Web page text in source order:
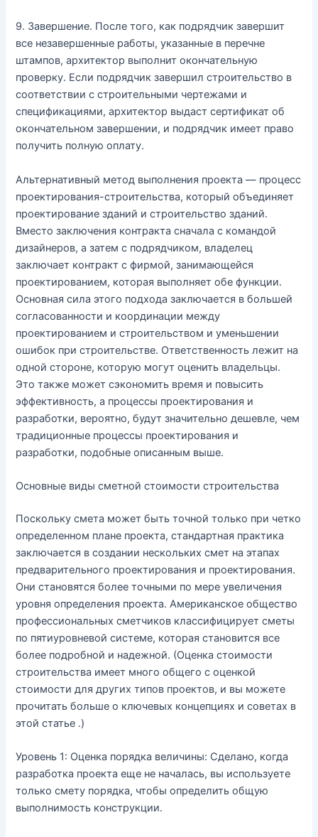
9. Завершение. После того, как подрядчик завершит
все незавершенные работы, указанные в перечне
штампов, архитектор выполнит окончательную
проверку. Если подрядчик завершил строительство в
соответствии с строительными чертежами и
спецификациями, архитектор выдаст сертификат об
окончательном завершении, и подрядчик имеет право
получить полную оплату.
Альтернативный метод выполнения проекта — процесс
проектирования-строительства, который объединяет
проектирование зданий и строительство зданий.
Вместо заключения контракта сначала с командой
дизайнеров, а затем с подрядчиком, владелец
заключает контракт с фирмой, занимающейся
проектированием, которая выполняет обе функции.
Основная сила этого подхода заключается в большей
согласованности и координации между
проектированием и строительством и уменьшении
ошибок при строительстве. Ответственность лежит на
одной стороне, которую могут оценить владельцы.
Это также может сэкономить время и повысить
эффективность, а процессы проектирования и
разработки, вероятно, будут значительно дешевле, чем
традиционные процессы проектирования и
разработки, подобные описанным выше.
Основные виды сметной стоимости строительства
Поскольку смета может быть точной только при четко
определенном плане проекта, стандартная практика
заключается в создании нескольких смет на этапах
предварительного проектирования и проектирования.
Они становятся более точными по мере увеличения
уровня определения проекта. Американское общество
профессиональных сметчиков классифицирует сметы
по пятиуровневой системе, которая становится все
более подробной и надежной. (Оценка стоимости
строительства имеет много общего с оценкой
стоимости для других типов проектов, и вы можете
прочитать больше о ключевых концепциях и советах в
этой статье .)
Уровень 1: Оценка порядка величины: Сделано, когда
разработка проекта еще не началась, вы используете
только смету порядка, чтобы определить общую
выполнимость конструкции.